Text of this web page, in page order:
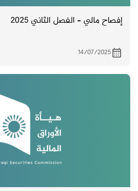
إفصاح مالي – الفصل الثاني 2025
14/07/2025